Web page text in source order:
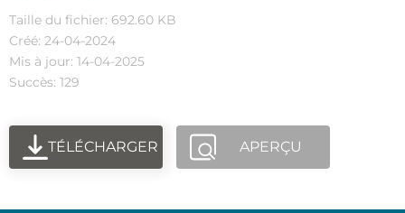
Taille du fichier: 692.60 KB
Créé: 24-04-2024
Mis à jour: 14-04-2025
Succès: 129
TÉLÉCHARGER APERÇU